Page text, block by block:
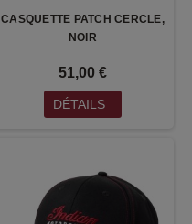
CASQUETTE PATCH CERCLE,
NOIR
51,00 €
DÉTAILS